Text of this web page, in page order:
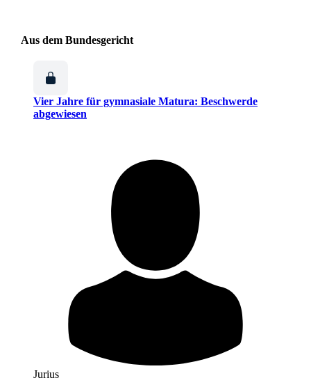
Aus dem Bundesgericht
Vier Jahre für gymnasiale Matura: Beschwerde
abgewiesen
Jurius